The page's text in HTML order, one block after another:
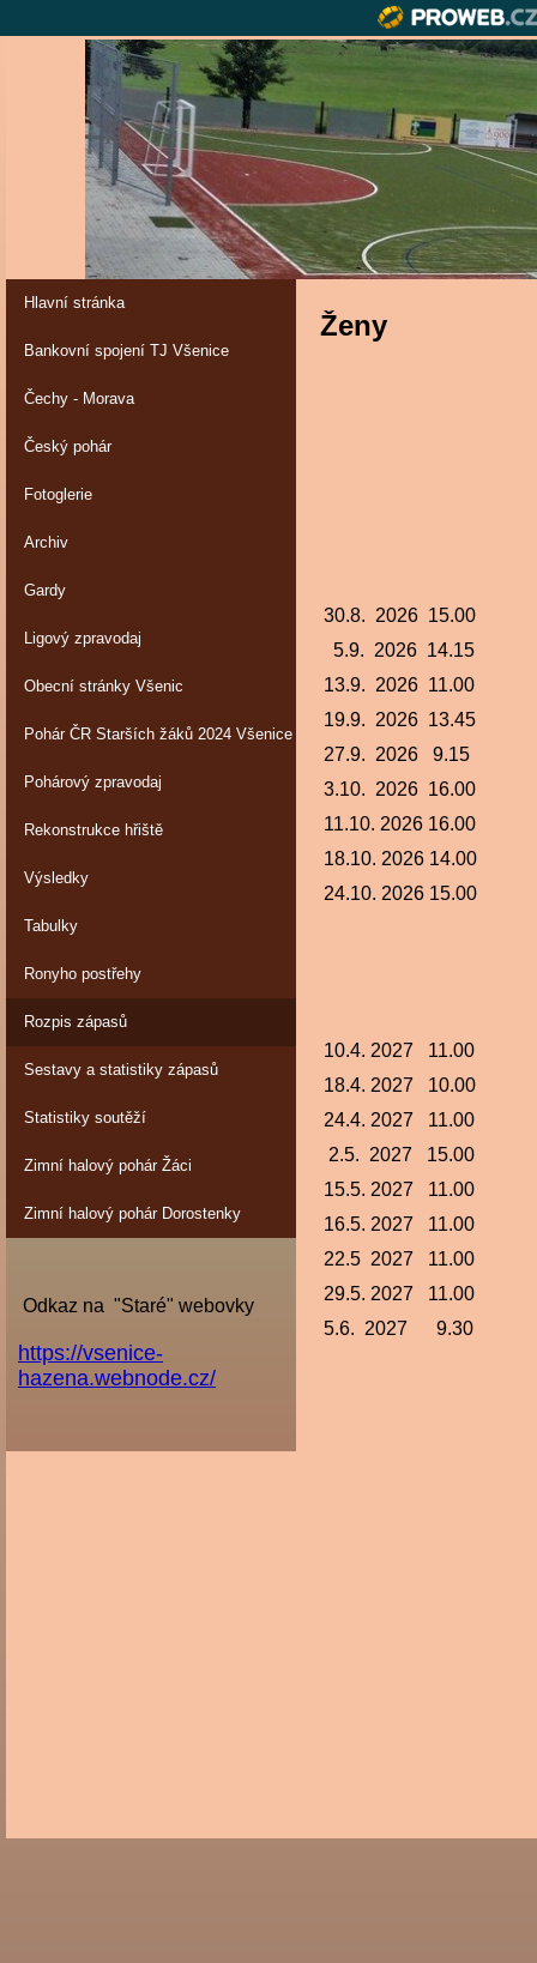
Hlavní stránka
Bankovní spojení TJ Všenice
Čechy - Morava
Český pohár
Fotoglerie
Archiv
Gardy
Ligový zpravodaj
Obecní stránky Všenic
Pohár ČR Starších žáků 2024 Všenice
Pohárový zpravodaj
Rekonstrukce hřiště
Výsledky
Tabulky
Ronyho postřehy
Rozpis zápasů
Sestavy a statistiky zápasů
Statistiky soutěží
Zimní halový pohár Žáci
Zimní halový pohár Dorostenky
Odkaz na "Staré" webovky
https://vsenice-
hazena.webnode.cz/
Ženy
30.8. 2026 15.00
5.9. 2026 14.15
13.9. 2026 11.00
19.9. 2026 13.45
27.9. 2026 9.15
3.10. 2026 16.00
11.10. 2026 16.00
18.10. 2026 14.00
24.10. 2026 15.00
10.4. 2027 11.00
18.4. 2027 10.00
24.4. 2027 11.00
2.5. 2027 15.00
15.5. 2027 11.00
16.5. 2027 11.00
22.5 2027 11.00
29.5. 2027 11.00
5.6. 2027 9.30